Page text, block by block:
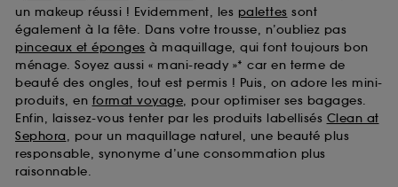
un makeup réussi ! Evidemment, les palettes sont
également à la fête. Dans votre trousse, n’oubliez pas
pinceaux et éponges à maquillage, qui font toujours bon
ménage. Soyez aussi « mani-ready »* car en terme de
beauté des ongles, tout est permis ! Puis, on adore les mini-
produits, en format voyage, pour optimiser ses bagages.
Enfin, laissez-vous tenter par les produits labellisés Clean at
Sephora, pour un maquillage naturel, une beauté plus
responsable, synonyme d’une consommation plus
raisonnable.